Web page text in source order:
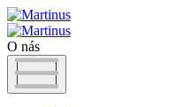
O nás